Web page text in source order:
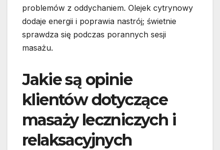
problemów z oddychaniem. Olejek cytrynowy
dodaje energii i poprawia nastrój; świetnie
sprawdza się podczas porannych sesji
masażu.
Jakie są opinie
klientów dotyczące
masaży leczniczych i
relaksacyjnych